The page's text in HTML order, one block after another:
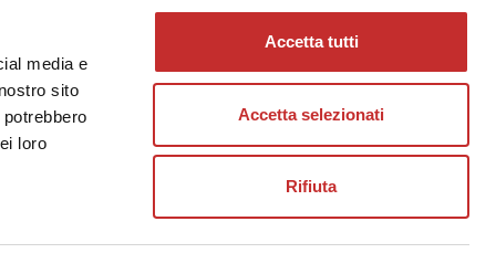
media e
sito
loro
Accetta tutti
Accetta selezionati
Rifiuta